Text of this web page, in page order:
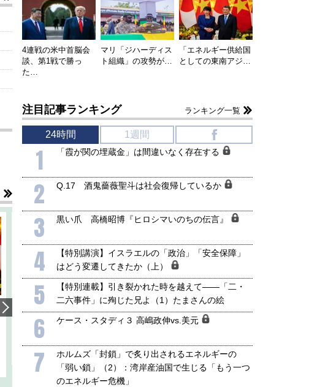
韓国にも理解してほしい「極東
1905年体制」における日米韓安
全保障協力の意味
2026年5月15日
ホルムズ海峡危機で加速したエ
ネルギー転換が「中国依存」に
2026年5月14日
4連戦の米中首脳会
談、第1戦で勝っ
た…
マリ「ジハーディス
ト組織」の攻勢が…
「エネルギー供給国
としての東南アジ…
注目記事ランキング ランキング一覧
24時間 1週間
1 「霞が関の埋蔵金」は間違いなく存在する
2 Q.17 酒鬼薔薇聖斗は社会復帰しているか
3 黒い爪 高橋昭博『ヒロシマいのちの伝言』
4
【特別講演】イスラエルの「政治」「安全保障」
はどう変遷してきたか（上）
5
【特別連載】引き裂かれた時を越えて――「二・
二六事件」に殉じた兄よ（1）たまさんの絵
6 ケース・スタディ３ 高嶋政伸vs.美元
7
ホルムズ「封鎖」で炙り出されるエネルギーの
「弱い鎖」（2）：湾岸産油国で生じる「もう一つ
のエネルギー危機」